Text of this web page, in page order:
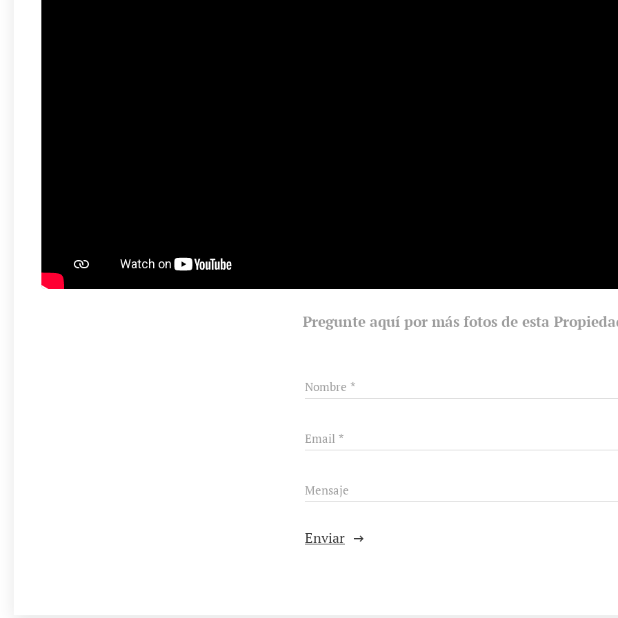
Pregunte aquí por más fotos de esta
Nombre
Email
Mensaje
Enviar